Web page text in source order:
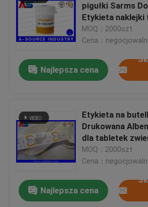
pigułki Sarms
Etykieta
MOQ：2000szt
Cena：
Najlepsza cena
Etykieta na
Drukowana
dla tabletek
Etykieta na
kóz
MOQ：2000szt
Cena：
Najlepsza cena